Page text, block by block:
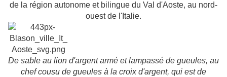
de la région autonome et bilingue du Val d'Aoste, au nord-
ouest de l'Italie.
De sable au lion d'argent armé et lampassé de gueules, au
chef cousu de gueules à la croix d'argent, qui est de